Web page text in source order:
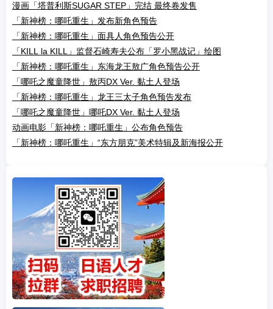
漫画「塔普利斯SUGAR STEP」完结 最终卷发售
「新神榜：哪吒重生」发布新角色预告
「新神榜：哪吒重生」面具人角色预告公开
「KILL la KILL」监督石崎寿夫公布「罗小黑战记」绘图
「新神榜：哪吒重生」东海龙王敖广角色预告公开
「哪吒之魔童降世」敖丙DX Ver. 黏土人登场
「新神榜：哪吒重生」龙王三太子角色预告发布
「哪吒之魔童降世」哪吒DX Ver. 黏土人登场
动画电影「新神榜：哪吒重生」公布角色预告
「新神榜：哪吒重生」“东方朋克”美术特辑及新海报公开